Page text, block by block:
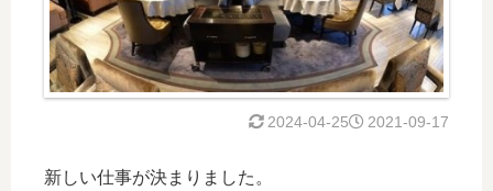
2021-09-17
2024-04-25
新しい仕事が決まりました。